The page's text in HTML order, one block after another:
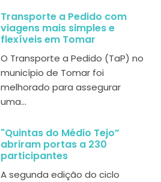
Transporte a Pedido com
viagens mais simples e
flexíveis em Tomar
O Transporte a Pedido (TaP) no
município de Tomar foi
melhorado para assegurar
uma...
"Quintas do Médio Tejo”
abriram portas a 230
participantes
A segunda edição do ciclo